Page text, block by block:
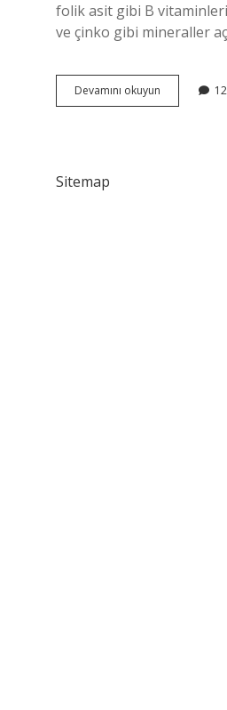
folik asit gibi B vitaminleri
ve çinko gibi mineraller
Devamını okuyun
Yürek
Sitemap